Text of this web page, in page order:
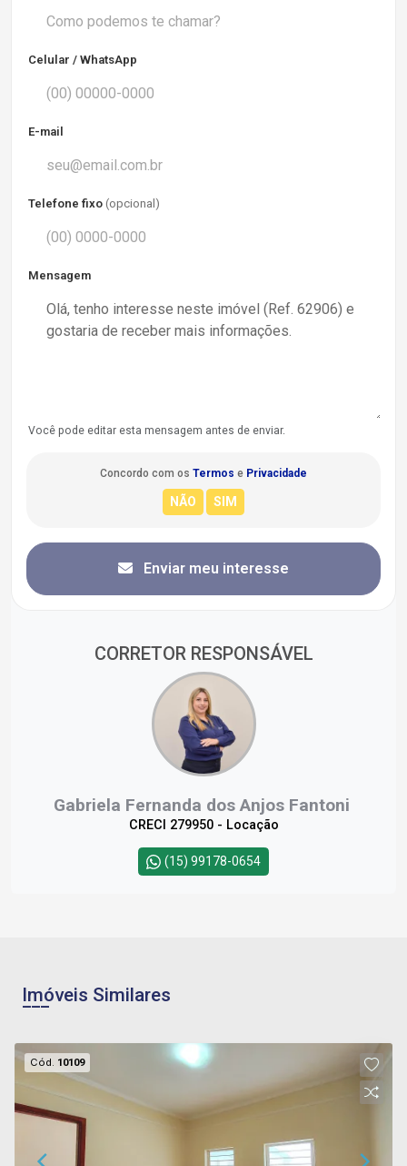
Celular / WhatsApp
E-mail
Telefone fixo (opcional)
Mensagem
Você pode editar esta mensagem antes de enviar.
Concordo com os Termos e Privacidade
Enviar meu interesse
CORRETOR RESPONSÁVEL
Gabriela Fernanda dos Anjos Fantoni
CRECI 279950 - Locação
(15) 99178-0654
Imóveis Similares
Cód. 10109